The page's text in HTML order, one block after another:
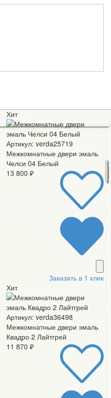
Хит
Артикул: verda25719
Межкомнатные двери эмаль
Челси 04 Белый
13 800 ₽
Заказать в 1 клик
Хит
Артикул: verda36498
Межкомнатные двери эмаль
Квадро 2 Лайтгрей
11 870 ₽